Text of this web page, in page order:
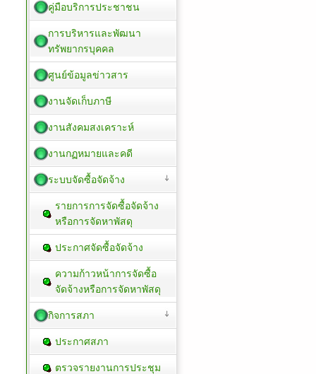
คู่มือบริการประชาชน
การบริหารและพัฒนา
ทรัพยากรบุคคล
ศูนย์ข้อมูลข่าวสาร
งานจัดเก็บภาษี
งานสังคมสงเคราะห์
งานกฏหมายและคดี
ระบบจัดซื้อจัดจ้าง
รายการการจัดซื้อจัดจ้าง
หรือการจัดหาพัสดุ
ประกาศจัดซื้อจัดจ้าง
ความก้าวหน้าการจัดซื้อ
จัดจ้างหรือการจัดหาพัสดุ
กิจการสภา
ประกาศสภา
ตรวจรายงานการประชุม